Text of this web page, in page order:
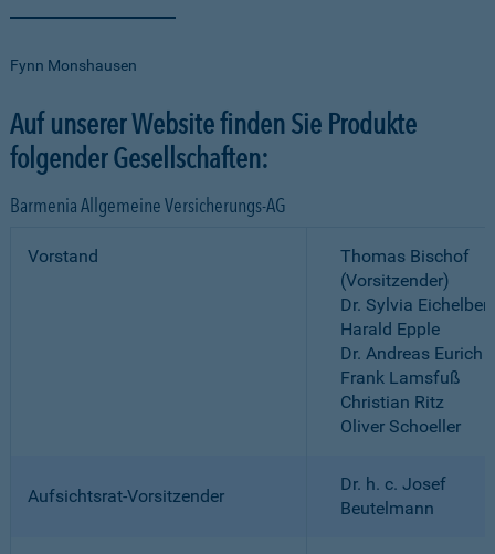
Fynn Monshausen
Auf unserer Website finden Sie Produkte
folgender Gesellschaften:
Barmenia Allgemeine Versicherungs-AG
Vorstand
Thomas Bischof
(Vorsitzender)
Dr. Sylvia
Harald Epple
Dr. Andreas Eurich
Frank Lamsfuß
Christian Ritz
Oliver Schoeller
Aufsichtsrat-Vorsitzender
Dr. h. c. Josef
Beutelmann